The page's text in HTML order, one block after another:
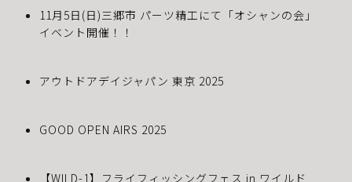
11月5日(日)三郷市 パーツ精工にて「オシャンの会」
イベント開催！！
アウトドアデイジャパン 東京 2025
GOOD OPEN AIRS 2025
【WILD-1】フライフィッシングフェス in ワイルド